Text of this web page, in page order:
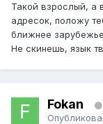
Такой взрослый, а
адресок, положу
ближнее
Не скинешь, язык
Fokan